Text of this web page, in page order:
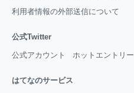
利用者情報の外部送信について
公式Twitter
公式アカウント ホットエントリー
はてなのサービス